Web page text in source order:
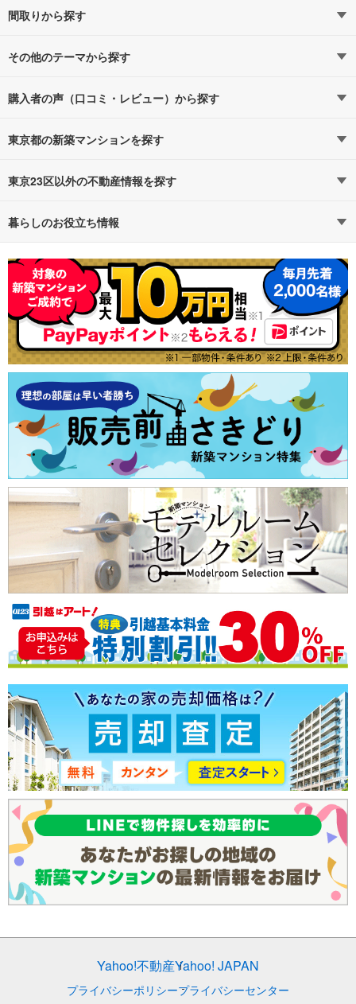
青梅線すべての駅
立川（1）
西武池袋線
西武池袋線すべての駅（1）
清瀬（1）
西武新宿線
西武新宿線すべての駅（1）
久米川（1）
西武国分寺線
西武国分寺線すべての駅
小川（1）
西武多摩湖線
西武多摩湖線すべての駅 （1）
萩山 （1） 八坂（1）
4,000万円以下（12）
6,000万円以下（31）
8,000万円以下（41） 1億円以上（13）
間取りから探す
1LDK（16）
3LDK（55） 4LDK以上（18）
その他のテーマから探す
新発表・建設予定
駅近・駅徒歩5分以内
タワーマンション・高層マンション
ハイグレード・高級マンション
即入居可能
一人暮らし、DINKS
広さ100m²以上
大規模マンション
エコマンション
南向きのマンション
小さい子供がいても安心
子育てにやさしい環境
ショッピングセンター至近
ペット可
太陽光発電
購入者の声（口コミ・レビュー）から探す
東京23区
千代田区
港区
文京区 渋谷区
豊島区 北区
板橋区 台東区
墨田区 江東区
荒川区 足立区
葛飾区 江戸川区
中野区 杉並区
練馬区 品川区
目黒区 大田区
世田谷区
東京都の新築マンションを探す
路線・駅から探す
通勤時間から探す
不動産会社から探す 地図から探す
特集から探す テーマから探す
ランキングから探す 購入者の声から探す
東京23区以外の不動産情報を探す
不動産・住宅
新築マンション 中古マンション
新築一戸建て 中古一戸建て
注文住宅 土地
売却査定
暮らしのお役立ち情報
マンションカタログ 教えて！住まいの先生
Yahoo!不動産Yahoo! JAPAN
プライバシーポリシープライバシーセンター